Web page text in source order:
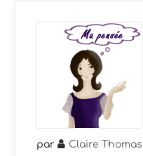
par Claire Thomas